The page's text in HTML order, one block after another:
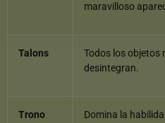
maravilloso
Talons
Todos los objetos
desintegran.
Trono
Domina la